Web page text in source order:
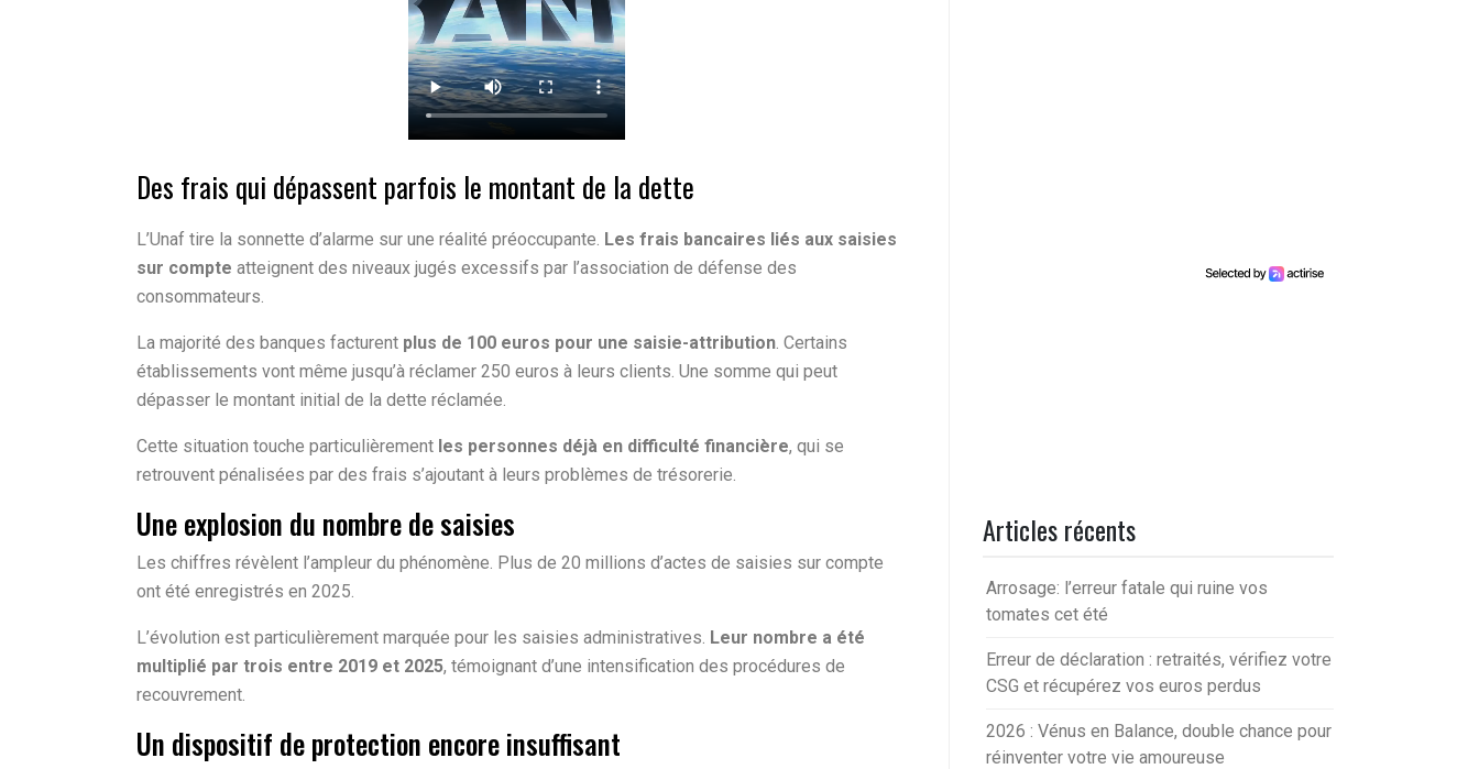
Des frais qui dépassent parfois le montant de la dette
L’Unaf tire la sonnette d’alarme sur une réalité préoccupante. Les frais bancaires liés aux saisies
sur compte atteignent des niveaux jugés excessifs par l’association de défense des
consommateurs.
La majorité des banques facturent plus de 100 euros pour une saisie-attribution. Certains
établissements vont même jusqu’à réclamer 250 euros à leurs clients. Une somme qui peut
dépasser le montant initial de la dette réclamée.
Cette situation touche particulièrement les personnes déjà en difficulté financière, qui se
retrouvent pénalisées par des frais s’ajoutant à leurs problèmes de trésorerie.
Une explosion du nombre de saisies
Les chiffres révèlent l’ampleur du phénomène. Plus de 20 millions d’actes de saisies sur compte
ont été enregistrés en 2025.
L’évolution est particulièrement marquée pour les saisies administratives. Leur nombre a été
multiplié par trois entre 2019 et 2025, témoignant d’une intensification des procédures de
recouvrement.
Un dispositif de protection encore insuffisant
Articles récents
Arrosage: l’erreur fatale qui ruine vos
tomates cet été
Erreur de déclaration : retraités, vérifiez votre
CSG et récupérez vos euros perdus
2026 : Vénus en Balance, double chance pour
réinventer votre vie amoureuse